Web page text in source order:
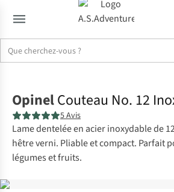
OpinelCouteau No. 12
5 Avis
Lame dentelée en acier inoxydable de
hêtre verni. Pliable et compact. Parfait
légumes et fruits.